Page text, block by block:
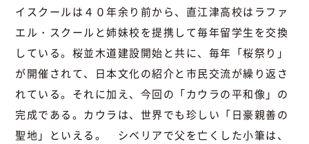
イスクールは４０年余り前から、直江津高校はラファ
エル・スクールと姉妹校を提携して毎年留学生を交換
している。桜並木道建設開始と共に、毎年「桜祭り」
が開催されて、日本文化の紹介と市民交流が繰り返さ
れている。それに加え、今回の「カウラの平和像」の
完成である。カウラは、世界でも珍しい「日豪親善の
聖地」といえる。 シベリアで父を亡くした小筆は、